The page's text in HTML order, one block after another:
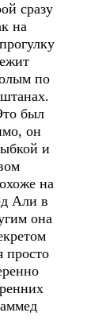
сразу
на
по
был
он
и
на
Али в
она
просто